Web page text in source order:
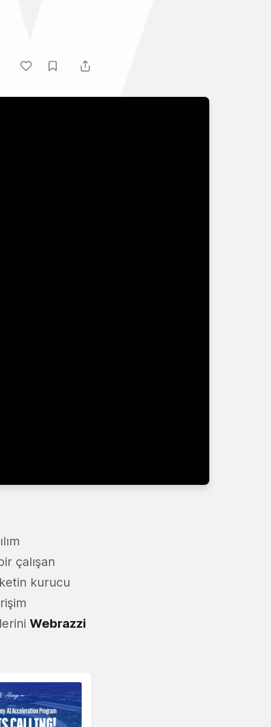
çalışan
kurucu
Webrazzi